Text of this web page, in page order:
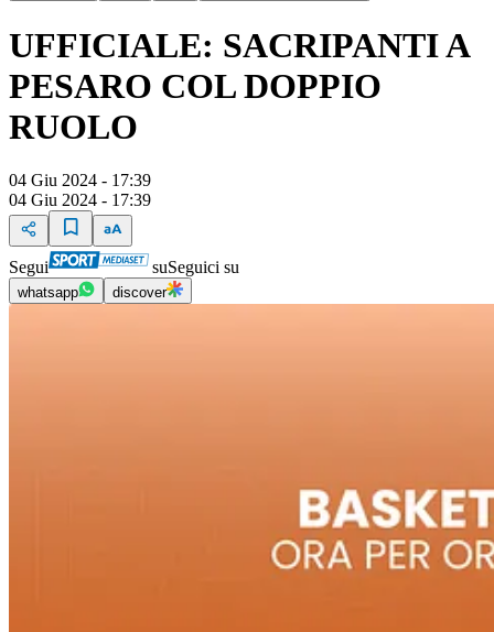
UFFICIALE: SACRIPANTI A
PESARO COL DOPPIO
RUOLO
04 Giu 2024 - 17:39
04 Giu 2024 - 17:39
Segui suSeguici su
whatsapp discover